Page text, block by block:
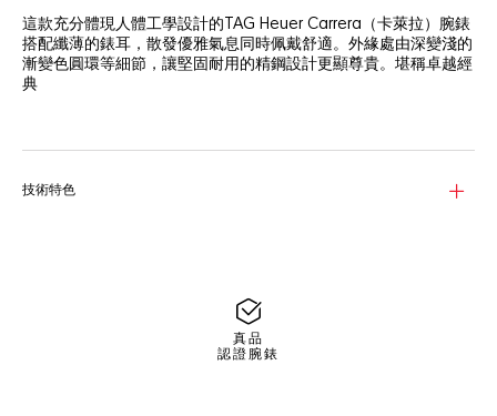
這款充分體現人體工學設計的TAG Heuer Carrera（卡萊拉）腕錶
搭配纖薄的錶耳，散發優雅氣息同時佩戴舒適。外緣處由深變淺的
漸變色圓環等細節，讓堅固耐用的精鋼設計更顯尊貴。堪稱卓越經
典
36毫米精鋼錶殼相較以往更符合人體工學設計，搭載全新Calibre
技術特色
真品
認證腕錶